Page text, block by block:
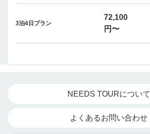
3泊4日プラン
72,100
円〜
NEEDS TOURについて
よくあるお問い合わせ